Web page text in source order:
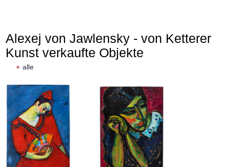
Auktion 610 - Lot 426000372
HERMANN MAX PECHSTEIN
Reisebilder, 1919
Schätzpreis:€ 1.600
Alexej von Jawlensky - von Ketterer
Kunst verkaufte Objekte
+ alle